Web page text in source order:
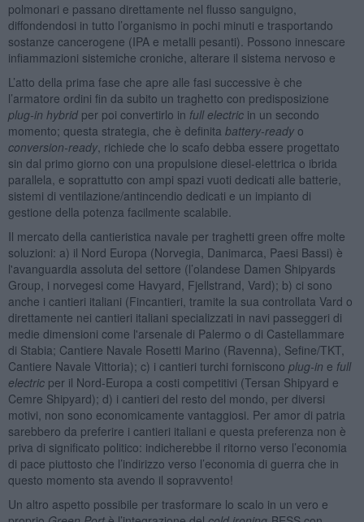
polmonari e passano direttamente nel flusso sanguigno,
diffondendosi in tutto l’organismo in pochi minuti e trasportando
sostanze cancerogene (IPA e metalli pesanti). Possono innescare
infiammazioni sistemiche croniche, alterare il sistema nervoso e
L’atto della prima fase che apre alle fasi successive è che
l’armatore ordini fin da subito un traghetto con predisposizione
plug-in hybridper poi convertirlo in full electricin un secondo
momento; questa strategia, che è definita battery-readyo
conversion-ready, richiede che lo scafo debba essere progettato
sin dal primo giorno con una propulsione diesel-elettrica o ibrida
parallela, e soprattutto con ampi spazi vuoti dedicati alle batterie,
sistemi di ventilazione/antincendio dedicati e un impianto di
gestione della potenza facilmente scalabile.
Il mercato della cantieristica navale per traghetti green offre molte
soluzioni: a) il Nord Europa (Norvegia, Danimarca, Paesi Bassi) è
l'avanguardia assoluta del settore (l’olandese Damen Shipyards
Group, i norvegesi come Havyard, Fjellstrand, Vard); b) ci sono
anche i cantieri italiani (Fincantieri, tramite la sua controllata Vard o
direttamente nei cantieri italiani specializzati in navi passeggeri di
medie dimensioni come l'arsenale di Palermo o di Castellammare
di Stabia; Cantiere Navale Rosetti Marino (Ravenna), Sefine/TKT,
Cantiere Navale Vittoria); c) i cantieri turchi forniscono plug-in e full
electricper il Nord-Europa a costi competitivi (Tersan Shipyard e
Cemre Shipyard); d) i cantieri del resto del mondo, per diversi
motivi, non sono economicamente vantaggiosi. Per amor di patria
sarebbero da preferire i cantieri italiani e questa preferenza non è
priva di significato politico: indicherebbe il ritorno verso l’economia
di pace piuttosto che l’indirizzo verso l’economia di guerra che in
questo momento sta avendo il sopravvento!
Un altro aspetto possibile per trasformare lo scalo in un vero e